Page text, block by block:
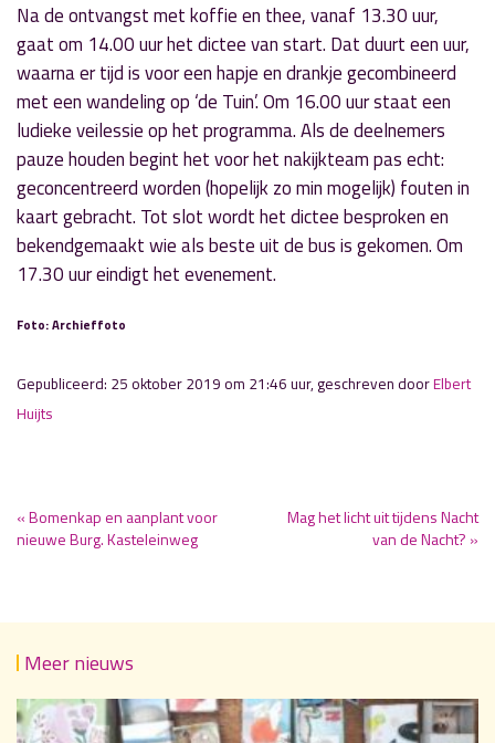
Na de ontvangst met koffie en thee, vanaf 13.30 uur,
gaat om 14.00 uur het dictee van start. Dat duurt een uur,
waarna er tijd is voor een hapje en drankje gecombineerd
met een wandeling op ‘de Tuin’. Om 16.00 uur staat een
ludieke veilessie op het programma. Als de deelnemers
pauze houden begint het voor het nakijkteam pas echt:
geconcentreerd worden (hopelijk zo min mogelijk) fouten in
kaart gebracht. Tot slot wordt het dictee besproken en
bekendgemaakt wie als beste uit de bus is gekomen. Om
17.30 uur eindigt het evenement.
Foto: Archieffoto
Gepubliceerd: 25 oktober 2019 om 21:46 uur, geschreven doorElbert
Huijts
« Bomenkap en aanplant voor
nieuwe Burg. Kasteleinweg
Mag het licht uit tijdens Nacht
van de Nacht? »
Meer nieuws